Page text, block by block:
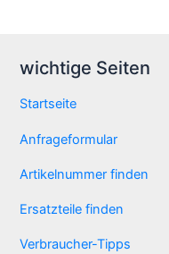
wichtige Seiten
Startseite
Anfrageformular
Artikelnummer finden
Ersatzteile finden
Verbraucher-Tipps